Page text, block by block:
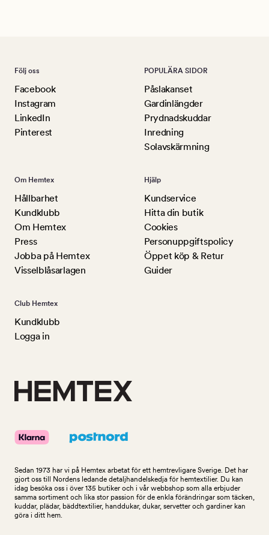
Följ oss
Facebook
Instagram
LinkedIn
Pinterest
POPULÄRA SIDOR
Påslakanset
Gardinlängder
Prydnadskuddar
Inredning
Solavskärmning
Om Hemtex
Hållbarhet
Kundklubb
Om Hemtex
Press
Jobba på Hemtex
Visselblåsarlagen
Hjälp
Kundservice
Hitta din butik
Cookies
Personuppgiftspolicy
Öppet köp & Retur
Guider
Club Hemtex
Kundklubb
Logga in
Sedan 1973 har vi på Hemtex arbetat för ett hemtrevligare Sverige. Det har
gjort oss till Nordens ledande detaljhandelskedja för hemtextilier. Du kan
idag besöka oss i över 135 butiker och i vår webbshop som alla erbjuder
samma sortiment och lika stor passion för de enkla förändringar som täcken,
kuddar, plädar, bäddtextilier, handdukar, dukar, servetter och gardiner kan
göra i ditt hem.